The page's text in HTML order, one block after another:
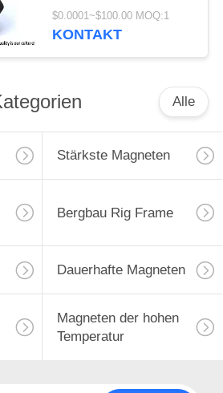
industrielle Motoren
$0.0001~$100.00 MOQ:1
KONTAKT
Alle
Stärkste Magneten
Bergbau Rig Frame
Dauerhafte Magneten
Magneten der hohen
Temperatur